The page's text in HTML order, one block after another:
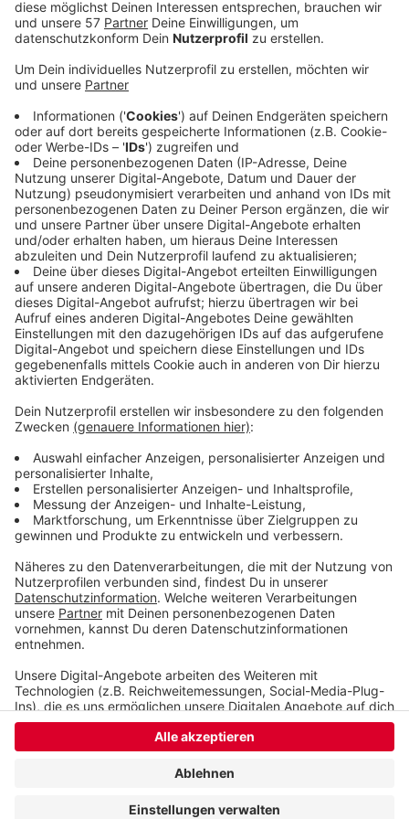
NRW. Wie viel die Uni Wuppertal davon bekommt,
steht noch nicht fest. Das Land sagt, es will die
Qualität der Lehrerausbildung in NRW verbessern.
Schulministerin Gebauer sagt, dass man damit
auch auf die zunehmende Digitalisierung der
Schulen reagieren will. Lehrkräfte müssten heute
ganz andere Anforderungen erfüllen.
Die Förderrunde mit den Schwerpunkten
"Digitalisierung in der Lehrerbildung" und
"Lehrerbildung für die beruflichen Schulen" beginnt
im ersten Quartal 2020 und endet 2023.
Bundesweit werden 64 Hochschulen von der
zusätzlichen Förderung profitieren. Das
Fördervolumen liegt insgesamt bei 79 Millionen
Euro, 15 Millionen Euro fließen nach NRW. Die
Qualitätsoffensive Lehrerbildung wurde 2013 von
Bund und Ländern beschlossen. Der Bund stellt
dafür bis 2023 ein Gesamtfördervolumen von bis
zu 500 Millionen Euro bereit.
Veröffentlicht:Mittwoch, 03.07.2019 17:58
Anzeige
Anzeige